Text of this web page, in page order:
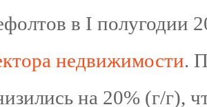
в I полугодии
недвижимости.
на 20% (г/г),